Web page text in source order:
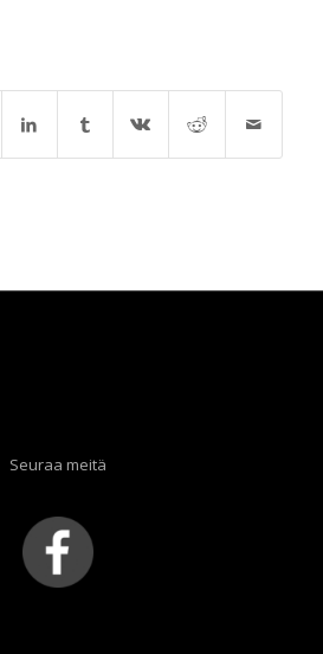
Seuraa meitä